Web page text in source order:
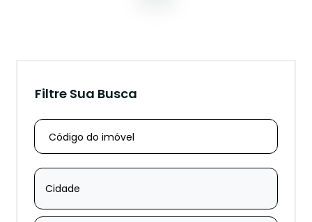
Filtre Sua Busca
Cidade